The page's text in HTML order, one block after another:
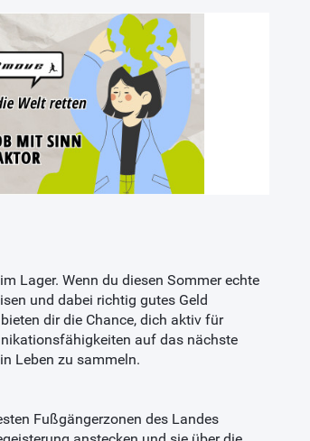
Lager. Wenn du diesen Sommer echte
und dabei richtig gutes Geld
dir die Chance, dich aktiv für
auf das nächste
Leben zu sammeln.
Fußgängerzonen des Landes